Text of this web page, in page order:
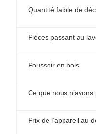
Quantité faible de
Pièces passant au
Poussoir en bois
Ce que nous n’avons
Prix de l’appareil au